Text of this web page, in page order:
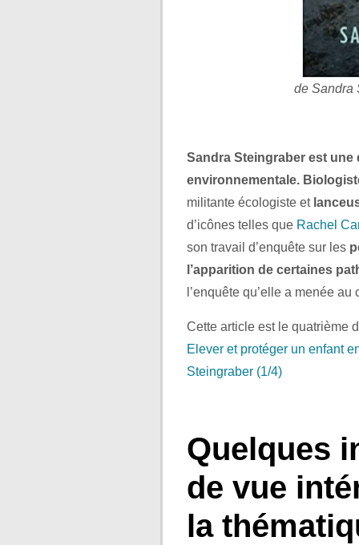
de Sandra
Sandra Steingraber est
environnementale.
militante écologiste et
d’icônes telles que Rachel
son travail d’enquête sur les
l’apparition de certaines
l’enquête qu’elle a menée
Cette article est le quatrième
Elever et protéger un enfant
Steingraber (1/4)
Quelques
de vue
la